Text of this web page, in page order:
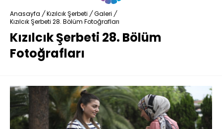
Anasayfa / Kızılcık Şerbeti / Galeri /
Kızılcık Şerbeti 28. Bölüm Fotoğrafları
Kızılcık Şerbeti 28. Bölüm
Fotoğrafları